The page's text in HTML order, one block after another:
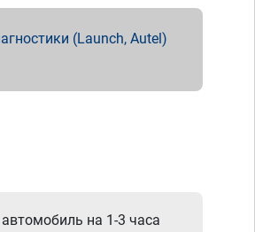
(Launch, Autel)
автомобиль на 1-3 часа